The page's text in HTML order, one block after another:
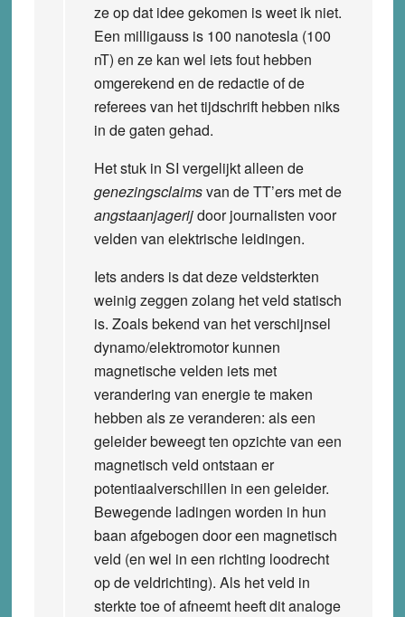
ze op dat idee gekomen is weet ik niet.
Een milligauss is 100 nanotesla (100
nT) en ze kan wel iets fout hebben
omgerekend en de redactie of de
referees van het tijdschrift hebben niks
in de gaten gehad.
Het stuk in SI vergelijkt alleen de
genezingsclaimsvan de TT’ers met de
angstaanjagerijdoor journalisten voor
velden van elektrische leidingen.
Iets anders is dat deze veldsterkten
weinig zeggen zolang het veld statisch
is. Zoals bekend van het verschijnsel
dynamo/elektromotor kunnen
magnetische velden iets met
verandering van energie te maken
hebben als ze veranderen: als een
geleider beweegt ten opzichte van een
magnetisch veld ontstaan er
potentiaalverschillen in een geleider.
Bewegende ladingen worden in hun
baan afgebogen door een magnetisch
veld (en wel in een richting loodrecht
op de veldrichting). Als het veld in
sterkte toe of afneemt heeft dit analoge